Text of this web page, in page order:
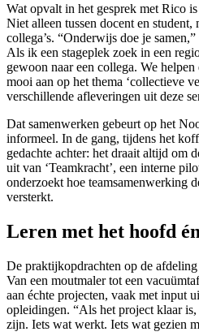
Wat opvalt in het gesprek met Rico
Niet alleen tussen docent en student,
collega’s. “Onderwijs doe je
Als ik een stageplek zoek in een
gewoon naar een collega. We
mooi aan op het thema ‘collectieve
verschillende afleveringen uit deze
Dat samenwerken gebeurt op het
informeel. In de gang, tijdens het
gedachte achter: het draait altijd om
uit van ‘Teamkracht’, een interne
onderzoekt hoe teamsamenwerking
versterkt.
Leren met het hoofd
De praktijkopdrachten op de
Van een moutmaler tot een
aan échte projecten, vaak met input
opleidingen. “Als het project klaar
zijn. Iets wat werkt. Iets wat gezien